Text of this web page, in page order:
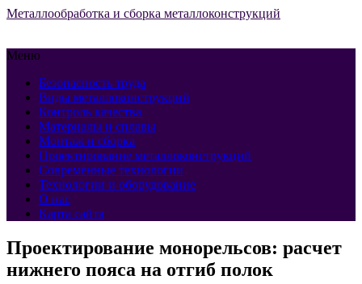
Металлообработка и сборка металлоконструкций
Меню
Безопасность труда
Виды металлоконструкций
Контроль качества
Материалы и сплавы
Монтаж и сборка
Проектирование металлоконструкций
Современные технологии
Технологии и оборудование
О нас
Карта сайта
Проектирование монорельсов: расчет
нижнего пояса на отгиб полок